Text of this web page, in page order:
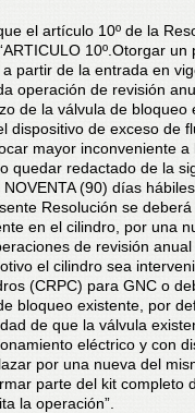
el artículo 10º de la
10º.Otorgar un
partir de la entrada en
operación de revisión
de la válvula de bloqueo
dispositivo de exceso de
mayor inconveniente a
quedar redactado de la
(90) días
Resolución se deberá
en el cilindro, por una
de revisión anual
el cilindro sea
(CRPC) para GNC o
bloqueo existente, por
de que la válvula
eléctrico y con
por una nueva del
parte del kit completo
la operación”.